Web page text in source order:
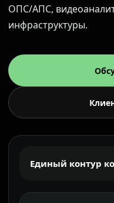
ОПС/АПС,
инфраструктуры.
Единый контур